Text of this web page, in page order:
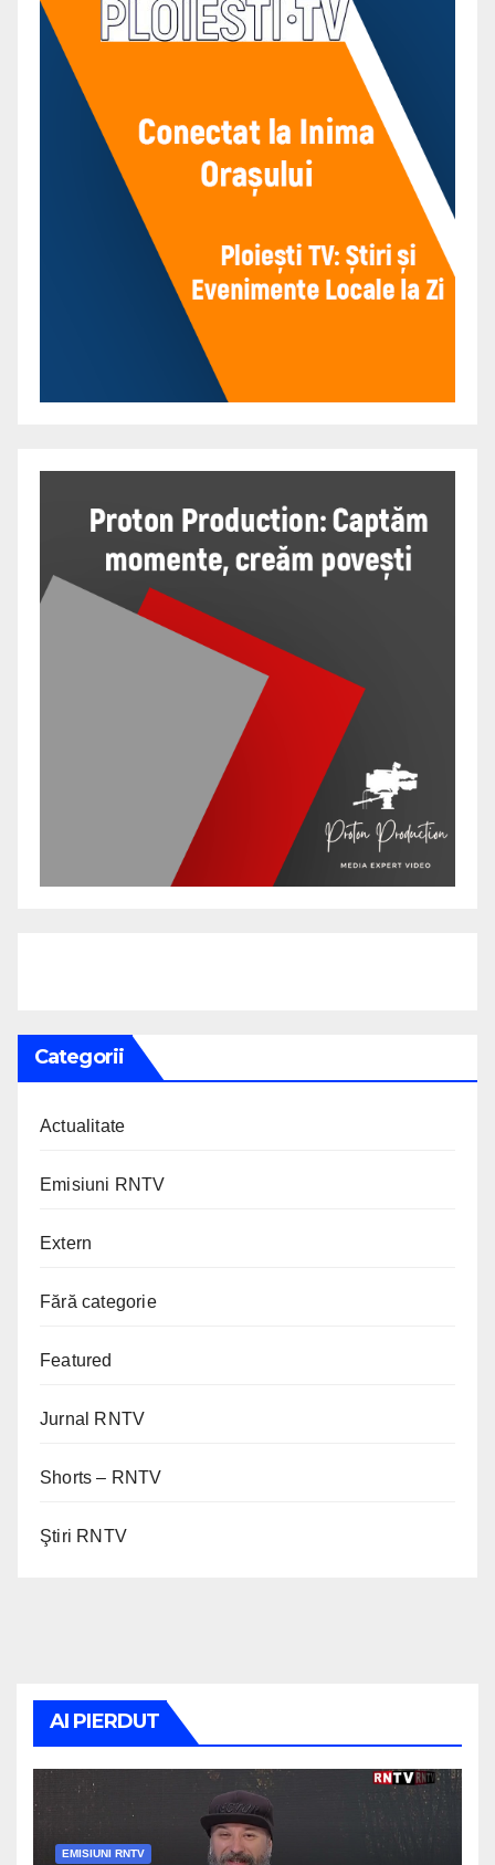
Categorii
Actualitate
Emisiuni RNTV
Extern
Fără categorie
Featured
Jurnal RNTV
Shorts – RNTV
Ştiri RNTV
AI PIERDUT
EMISIUNI RNTV